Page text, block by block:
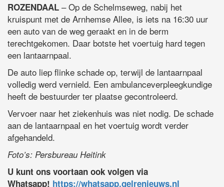
ROZENDAAL – Op de Schelmseweg, nabij het
kruispunt met de Arnhemse Allee, is iets na 16:30 uur
een auto van de weg geraakt en in de berm
terechtgekomen. Daar botste het voertuig hard tegen
een lantaarnpaal.
De auto liep flinke schade op, terwijl de lantaarnpaal
volledig werd vernield. Een ambulanceverpleegkundige
heeft de bestuurder ter plaatse gecontroleerd.
Vervoer naar het ziekenhuis was niet nodig. De schade
aan de lantaarnpaal en het voertuig wordt verder
afgehandeld.
Foto’s: Persbureau Heitink
U kunt ons voortaan ook volgen via
Whatsapp! https://whatsapp.gelrenieuws.nl